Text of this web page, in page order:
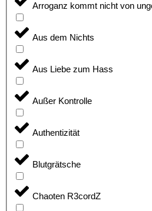
Arroganz kommt nicht von
Aus dem Nichts
Aus Liebe zum Hass
Außer Kontrolle
Authentizität
Blutgrätsche
Chaoten R3cordZ